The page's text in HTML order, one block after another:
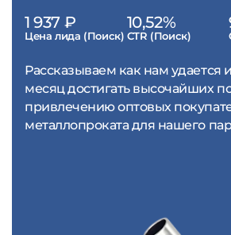
1 937 ₽
Цена лида (Поиск)
10,52%
CTR (Поиск)
Рассказываем как нам удается
месяц достигать высочайших
привлечению оптовых
металлопроката для нашего